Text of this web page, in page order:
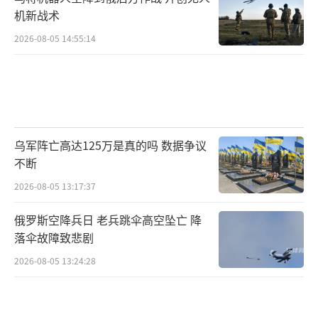
机新战术
2026-08-05 14:55:14
乌军阵亡高达125万是真的吗 数据争议
不断
2026-08-05 13:17:37
俄罗斯空降兵日 老兵跳伞高空坠亡 降
落伞故障致悲剧
2026-08-05 13:24:28